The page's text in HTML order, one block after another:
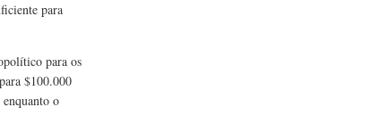
para
para os
$100.000
o